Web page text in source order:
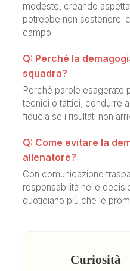
modeste, creando
potrebbe non sostenere:
campo.
Q: Perché la
squadra?
Perché parole esagerate
tecnici o tattici, condurre
fiducia se i risultati non
Q: Come evitare la
allenatore?
Con comunicazione
responsabilità nelle
quotidiano più che le
Curiosità